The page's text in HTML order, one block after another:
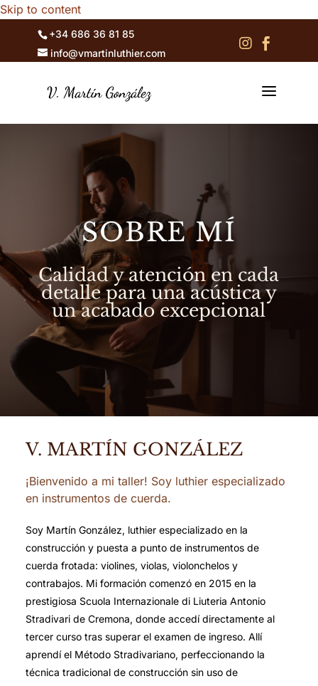
Skip to content
+34 686 36 81 85
info@vmartinluthier.com
 
a
SOBRE MÍ
Calidad y atención en cada
detalle para una acústica y
un acabado excepcional
V. MARTÍN GONZÁLEZ
¡Bienvenido a mi taller! Soy luthier especializado
en instrumentos de cuerda.
Soy Martín González, luthier especializado en la
construcción y puesta a punto de instrumentos de
cuerda frotada: violines, violas, violonchelos y
contrabajos. Mi formación comenzó en 2015 en la
prestigiosa Scuola Internazionale di Liuteria Antonio
Stradivari de Cremona, donde accedí directamente al
tercer curso tras superar el examen de ingreso. Allí
aprendí el Método Stradivariano, perfeccionando la
técnica tradicional de construcción sin uso de